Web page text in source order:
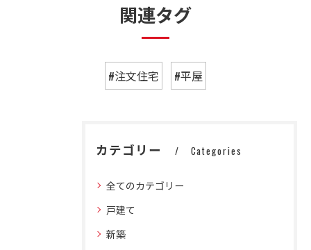
関連タグ
#注文住宅 #平屋
カテゴリー Categories
全てのカテゴリー
戸建て
新築